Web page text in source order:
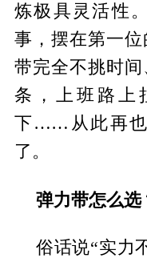
炼极具灵活性
事，摆在第一位
带完全不挑时
条，上班路上
下……从此再也
了。
弹力带怎么选
俗话说“实力